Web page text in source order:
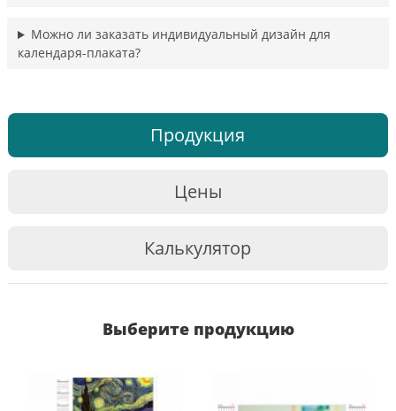
Можно ли заказать индивидуальный дизайн для
календаря-плаката?
Продукция
Цены
Калькулятор
Выберите продукцию